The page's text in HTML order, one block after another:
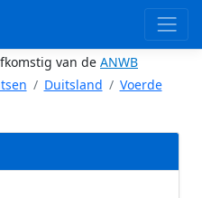
van de ANWB
Duitsland
Voerde